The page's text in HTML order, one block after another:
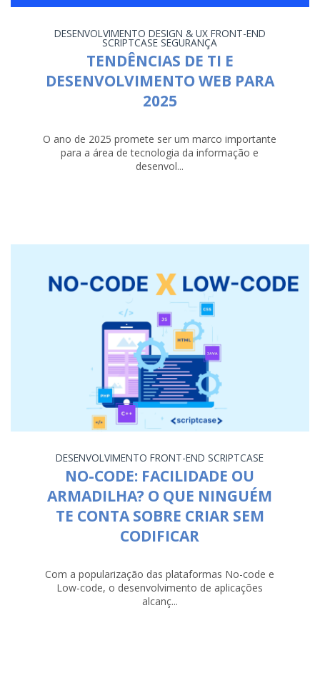
DESENVOLVIMENTO DESIGN & UX FRONT-END
SCRIPTCASE SEGURANÇA
TENDÊNCIAS DE TI E
DESENVOLVIMENTO WEB PARA
2025
O ano de 2025 promete ser um marco importante
para a área de tecnologia da informação e
desenvol...
DESENVOLVIMENTO FRONT-END SCRIPTCASE
NO-CODE: FACILIDADE OU
ARMADILHA? O QUE NINGUÉM
TE CONTA SOBRE CRIAR SEM
CODIFICAR
Com a popularização das plataformas No-code e
Low-code, o desenvolvimento de aplicações
alcanç...